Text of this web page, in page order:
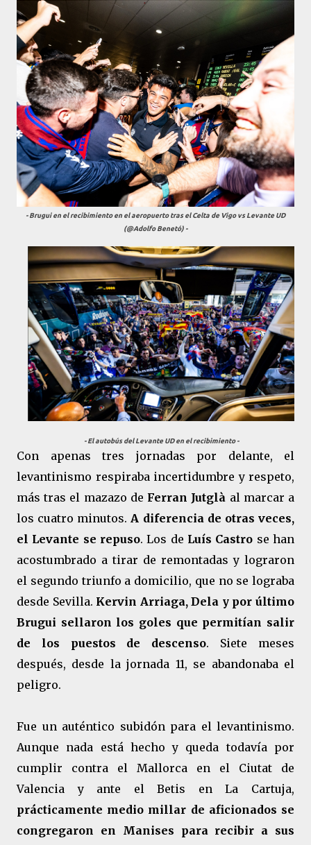
- Brugui en el recibimiento en el aeropuerto tras el Celta de Vigo vs Levante UD
(@Adolfo Benetó) -
- El autobús del Levante UD en el recibimiento -
Con apenas tres jornadas por delante, el
levantinismo respiraba incertidumbre y respeto,
más tras el mazazo de Ferran Jutglà al marcar a
los cuatro minutos.A diferencia de otras veces,
el Levante se repuso. Los de Luís Castro se han
acostumbrado a tirar de remontadas y lograron
el segundo triunfo a domicilio, que no se lograba
desde Sevilla. Kervin Arriaga, Dela y por último
Brugui sellaron los goles que permitían salir
de los puestos de descenso. Siete meses
después, desde la jornada 11, se abandonaba el
peligro.
Fue un auténtico subidón para el levantinismo.
Aunque nada está hecho y queda todavía por
cumplir contra el Mallorca en el Ciutat de
Valencia y ante el Betis en La Cartuja,
prácticamente medio millar de aficionados se
congregaron en Manises para recibir a sus